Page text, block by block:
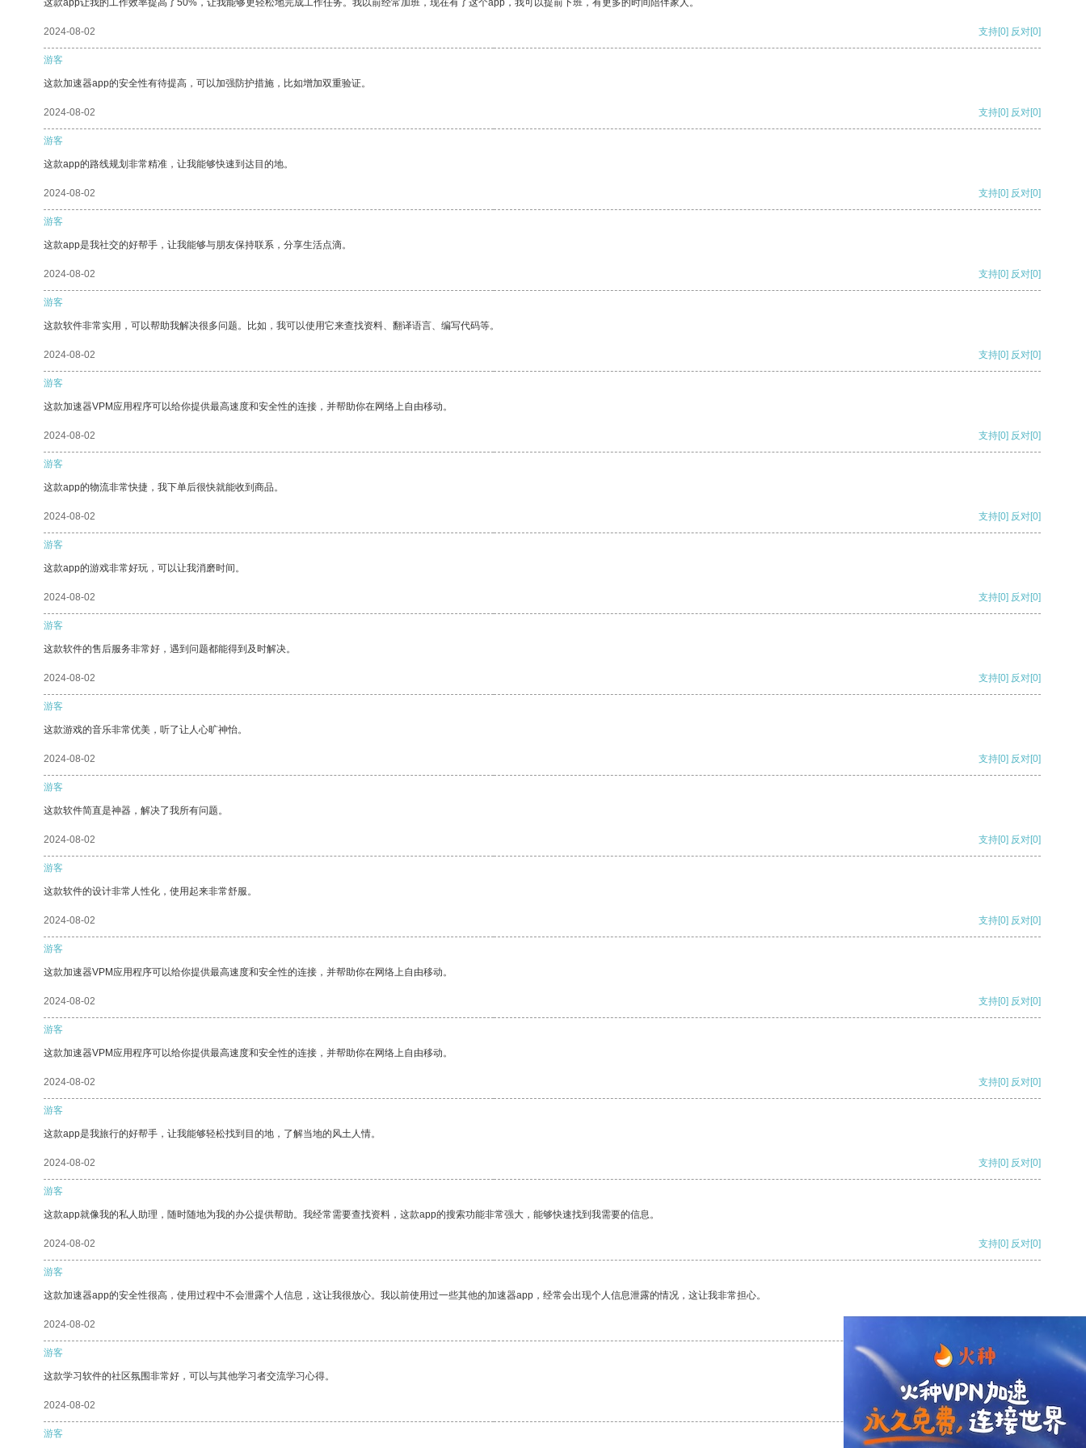
这款app让我的工作效率提高了50%，让我能够更轻松地完成工作任务。我以前经常加班，现在有了这个app，我可以提前下班，有更多的时间陪伴家人。
2024-08-02 支持[0] 反对[0]
游客
这款加速器app的安全性有待提高，可以加强防护措施，比如增加双重验证。
2024-08-02 支持[0] 反对[0]
游客
这款app的路线规划非常精准，让我能够快速到达目的地。
2024-08-02 支持[0] 反对[0]
游客
这款app是我社交的好帮手，让我能够与朋友保持联系，分享生活点滴。
2024-08-02 支持[0] 反对[0]
游客
这款软件非常实用，可以帮助我解决很多问题。比如，我可以使用它来查找资料、翻译语言、编写代码等。
2024-08-02 支持[0] 反对[0]
游客
这款加速器VPM应用程序可以给你提供最高速度和安全性的连接，并帮助你在网络上自由移动。
2024-08-02 支持[0] 反对[0]
游客
这款app的物流非常快捷，我下单后很快就能收到商品。
2024-08-02 支持[0] 反对[0]
游客
这款app的游戏非常好玩，可以让我消磨时间。
2024-08-02 支持[0] 反对[0]
游客
这款软件的售后服务非常好，遇到问题都能得到及时解决。
2024-08-02 支持[0] 反对[0]
游客
这款游戏的音乐非常优美，听了让人心旷神怡。
2024-08-02 支持[0] 反对[0]
游客
这款软件简直是神器，解决了我所有问题。
2024-08-02 支持[0] 反对[0]
游客
这款软件的设计非常人性化，使用起来非常舒服。
2024-08-02 支持[0] 反对[0]
游客
这款加速器VPM应用程序可以给你提供最高速度和安全性的连接，并帮助你在网络上自由移动。
2024-08-02 支持[0] 反对[0]
游客
这款加速器VPM应用程序可以给你提供最高速度和安全性的连接，并帮助你在网络上自由移动。
2024-08-02 支持[0] 反对[0]
游客
这款app是我旅行的好帮手，让我能够轻松找到目的地，了解当地的风土人情。
2024-08-02 支持[0] 反对[0]
游客
这款app就像我的私人助理，随时随地为我的办公提供帮助。我经常需要查找资料，这款app的搜索功能非常强大，能够快速找到我需要的信息。
2024-08-02 支持[0] 反对[0]
游客
这款加速器app的安全性很高，使用过程中不会泄露个人信息，这让我很放心。我以前使用过一些其他的加速器app，经常会出现个人信息泄露的情况，这让我非常担心。
2024-08-02
游客
这款学习软件的社区氛围非常好，可以与其他学习者交流学习心得。
2024-08-02 支持 [0] 反对 [0]
游客